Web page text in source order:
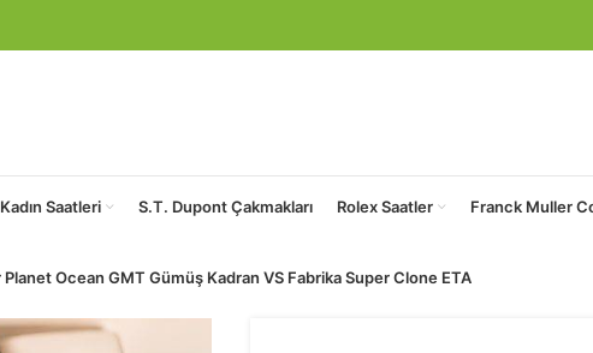
Kadın Saatleri S.T. Dupont Çakmakları Rolex Saatler Franck Muller
Ocean GMT Gümüş Kadran VS Fabrika Super Clone ETA